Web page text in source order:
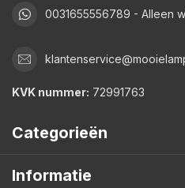
0031655556789 - Alleen
KVK nummer: 72991763
Categorieën
Informatie